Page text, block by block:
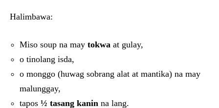
Halimbawa:
Miso soup na may tokwa at gulay,
o tinolang isda,
o monggo (huwag sobrang alat at mantika) na may
malunggay,
tapos ½ tasang kanin na lang.